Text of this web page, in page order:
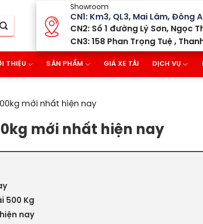
Showroom
CN1: Km3, QL3, Mai Lâm, Đông
CN2: Số 1 đường Lý Sơn, Ngọc
CN3: 158 Phan Trọng Tuệ ,
THIỆU SẢN PHẨM GIÁ XE TẢI DỊCH VỤ
mới nhất hiện nay
mới nhất hiện nay
500 Kg
nay